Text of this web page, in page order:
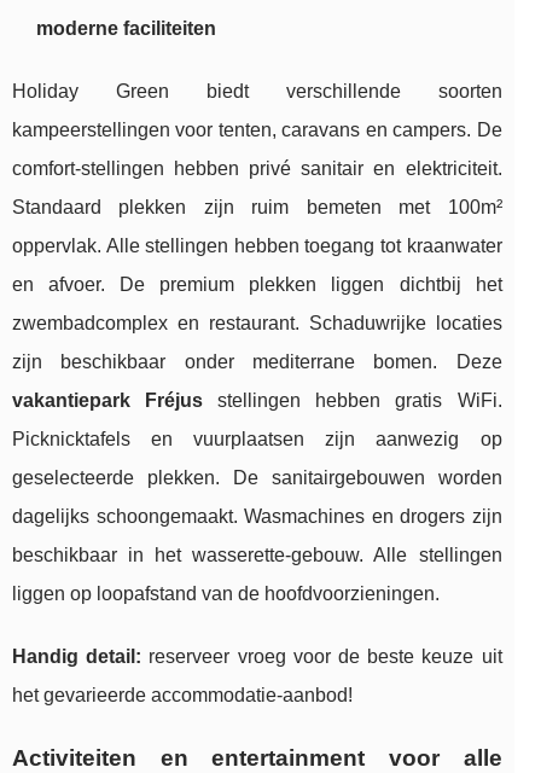
moderne faciliteiten
Holiday Green biedt verschillende soorten
kampeerstellingen voor tenten, caravans en campers. De
comfort-stellingen hebben privé sanitair en elektriciteit.
Standaard plekken zijn ruim bemeten met 100m²
oppervlak. Alle stellingen hebben toegang tot kraanwater
en afvoer. De premium plekken liggen dichtbij het
zwembadcomplex en restaurant. Schaduwrijke locaties
zijn beschikbaar onder mediterrane bomen. Deze
vakantiepark Fréjus stellingen hebben gratis WiFi.
Picknicktafels en vuurplaatsen zijn aanwezig op
geselecteerde plekken. De sanitairgebouwen worden
dagelijks schoongemaakt. Wasmachines en drogers zijn
beschikbaar in het wasserette-gebouw. Alle stellingen
liggen op loopafstand van de hoofdvoorzieningen.
Handig detail: reserveer vroeg voor de beste keuze uit
het gevarieerde accommodatie-aanbod!
Activiteiten en entertainment voor alle